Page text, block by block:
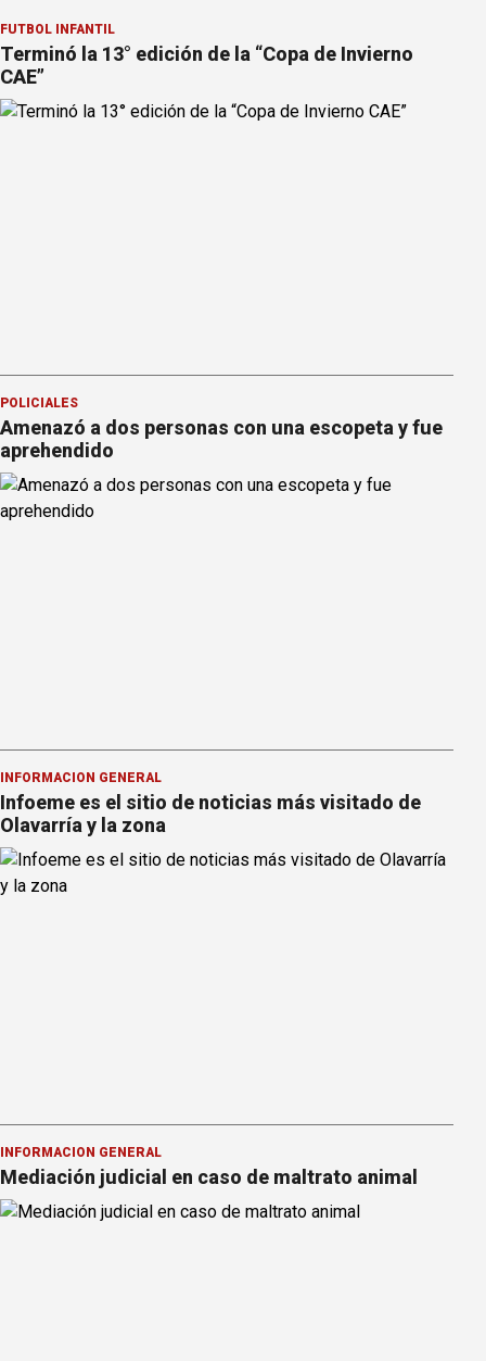
FÚTBOL INFANTIL
Terminó la 13° edición de la “Copa de Invierno
CAE”
POLICIALES
Amenazó a dos personas con una escopeta y fue
aprehendido
INFORMACION GENERAL
Infoeme es el sitio de noticias más visitado de
Olavarría y la zona
INFORMACION GENERAL
Mediación judicial en caso de maltrato animal